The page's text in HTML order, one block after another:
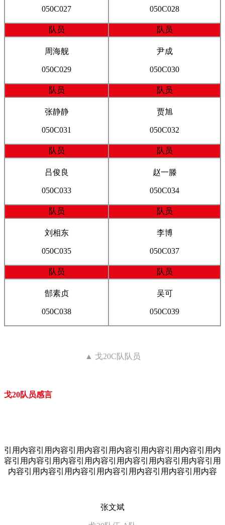
050C027 050C028
队员 队员
周海舰
050C029
尹成
050C030
队员 队员
张静静
050C031
贾旭
050C032
队员 队员
吕俊良
050C033
赵一滕
050C034
队员 队员
刘相东
050C035
李博
050C037
队员 队员
郜素贞
050C038
吴可
050C039
▲ 戈20C队队员
戈20队员感言
引用内容引用内容引用内容引用内容引用内容引用内容引用内
容引用内容引用内容引用内容引用内容引用内容引用内容引用
内容引用内容引用内容引用内容引用内容引用内容引用内容
张文斌